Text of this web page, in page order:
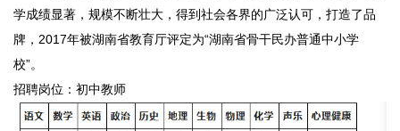
学成绩显著，规模不断壮大，得到社会各界的广泛认可，打造了品
牌，2017年被湖南省教育厅评定为“湖南省骨干民办普通中小学
校”。
招聘岗位：初中教师